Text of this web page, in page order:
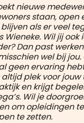
nieuwe
staan, open
als er veel
Wieneke. Wil jij
Dan past
wel bij jou.
geen ervaring
plek voor jouw
en krijgt
Wil je
om opleidingen
te zetten.